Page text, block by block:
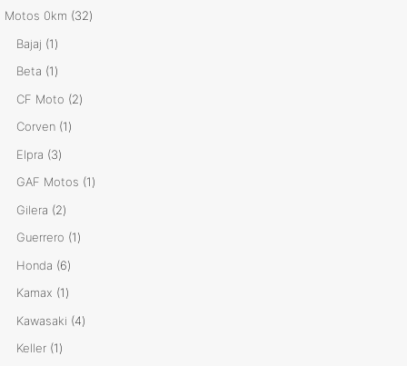
producto
Motos 0km 3232
Bajaj 11
producto
Beta 11
producto
CF Moto 22
Corven 11
Elpra 33
productos
GAF Motos 11
Gilera 22
productos
Guerrero 11
Honda 66
productos
Kamax 11
producto
Kawasaki 44
Keller 11